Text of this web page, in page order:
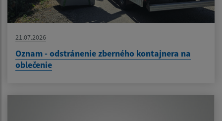
21.07.2026
Oznam - odstránenie zberného kontajnera na
oblečenie